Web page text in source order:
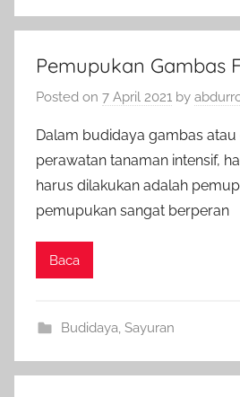
Pemupukan Gambas
Posted on 7 April 2021 by
Dalam budidaya gambas
perawatan tanaman intensif,
harus dilakukan adalah
pemupukan sangat berperan
Baca
Budidaya, Sayuran